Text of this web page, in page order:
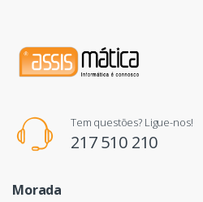
Tem questões? Ligue-nos!
217 510 210
Morada